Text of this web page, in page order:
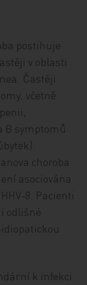
postihuje
v oblasti
Častěji
včetně
B symptomů
choroba
asociována
Pacienti
odlišné
k infekci